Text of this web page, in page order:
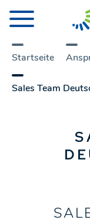
Startseite
Sales Team